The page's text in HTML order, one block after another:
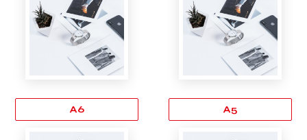
A6 A5